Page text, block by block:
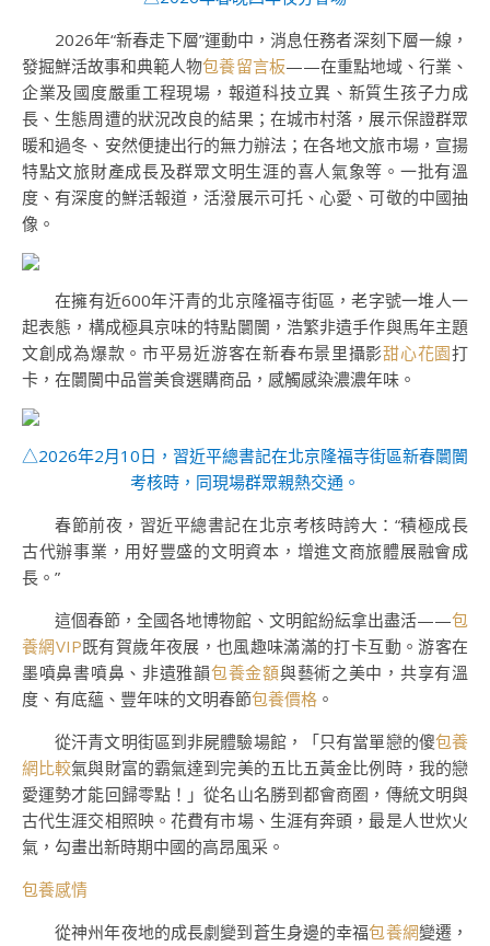
2026年“新春走下層”運動中，消息任務者深刻下層一線，
發掘鮮活故事和典範人物包養留言板——在重點地域、行業、
企業及國度嚴重工程現場，報道科技立異、新質生孩子力成
長、生態周遭的狀況改良的結果；在城市村落，展示保證群眾
暖和過冬、安然便捷出行的無力辦法；在各地文旅市場，宣揚
特點文旅財產成長及群眾文明生涯的喜人氣象等。一批有溫
度、有深度的鮮活報道，活潑展示可托、心愛、可敬的中國抽
像。
在擁有近600年汗青的北京隆福寺街區，老字號一堆人一
起表態‌，構成極具京味的特點闤闠，浩繁非遺手作與馬年主題
文創成為爆款。市平易近游客在新春布景里攝影甜心花園打
卡，在闤闠中品嘗美食選購商品，感觸感染濃濃年味。
△2026年2月10日，習近平總書記在北京隆福寺街區新春闤闠
考核時，同現場群眾親熱交通。
春節前夜，習近平總書記在北京考核時誇大：“積極成長
古代辦事業，用好豐盛的文明資本，增進文商旅體展融會成
長。”
這個春節，全國各地博物館、文明館紛紜拿出盡活——包
養網VIP既有賀歲年夜展，也風趣味滿滿的打卡互動。游客在
墨噴鼻書噴鼻、非遺雅韻包養金額與藝術之美中，共享有溫
度、有底蘊、豐年味的文明春節包養價格 。
從汗青文明街區到非屍體驗場館，「只有當單戀的傻包養
網比較氣與財富的霸氣達到完美的五比五黃金比例時，我的戀
愛運勢才能回歸零點！」從名山名勝到都會商圈，傳統文明與
古代生涯交相照映。花費有市場、生涯有奔頭，最是人世炊火
氣，勾畫出新時期中國的高昂風采。
包養感情
從神州年夜地的成長劇變到蒼生身邊的幸福包養網變遷，